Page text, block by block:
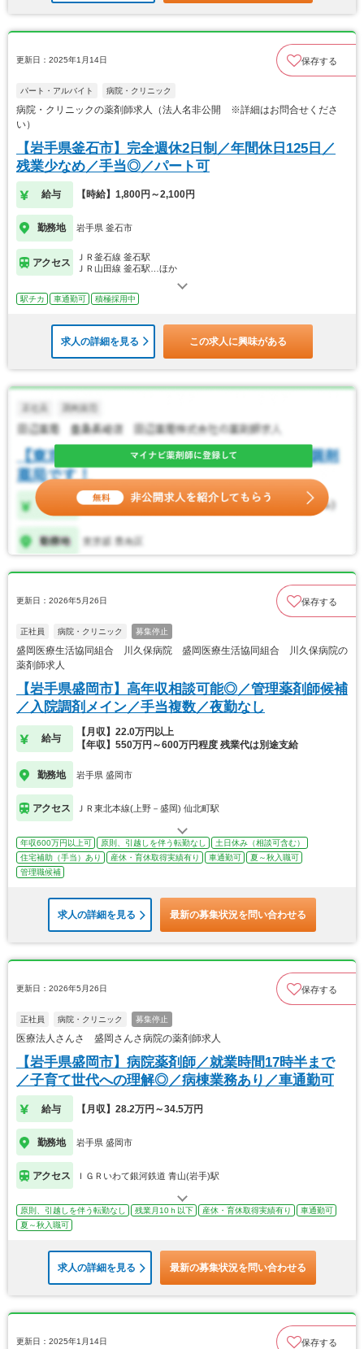
更新日：2025年1月14日 保存する
パート・アルバイト 病院・クリニック
病院・クリニックの薬剤師求人（法人名非公開 ※詳細はお問合せくださ
い）
【岩手県釜石市】完全週休2日制／年間休日125日／
残業少なめ／手当◎／パート可
給与 【時給】1,800円～2,100円
勤務地 岩手県 釜石市
アクセス
ＪＲ釜石線 釜石駅
ＪＲ山田線 釜石駅…ほか
駅チカ 車通勤可 積極採用中
求人の詳細を見る この求人に興味がある
更新日：2026年5月26日 保存する
正社員 病院・クリニック 募集停止
盛岡医療生活協同組合 川久保病院 盛岡医療生活協同組合 川久保病院の
薬剤師求人
【岩手県盛岡市】高年収相談可能◎／管理薬剤師候補
／入院調剤メイン／手当複数／夜勤なし
給与
【月収】22.0万円以上
【年収】550万円～600万円程度 残業代は別途支給
勤務地 岩手県 盛岡市
アクセス ＪＲ東北本線(上野－盛岡) 仙北町駅
年収600万円以上可 原則、引越しを伴う転勤なし
土日休み（相談可含む）
住宅補助（手当）あり
産休・育休取得実績有り 車通勤可
夏～秋入職可
管理職候補
求人の詳細を見る 最新の募集状況を問い合わせる
更新日：2026年5月26日 保存する
正社員 病院・クリニック 募集停止
医療法人さんさ 盛岡さんさ病院の薬剤師求人
【岩手県盛岡市】病院薬剤師／就業時間17時半まで
／子育て世代への理解◎／病棟業務あり／車通勤可
給与 【月収】28.2万円～34.5万円
勤務地 岩手県 盛岡市
アクセス ＩＧＲいわて銀河鉄道 青山(岩手)駅
原則、引越しを伴う転勤なし 残業月10ｈ以下 産休・育休取得実績有り
車通勤可
夏～秋入職可
求人の詳細を見る 最新の募集状況を問い合わせる
更新日：2025年1月14日 保存する